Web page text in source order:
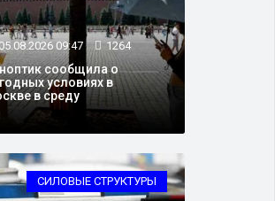
ОБЩЕСТВО
09:47 1264
сообщила о
условиях в
в среду
СИЛОВЫЕ СТРУКТУРЫ